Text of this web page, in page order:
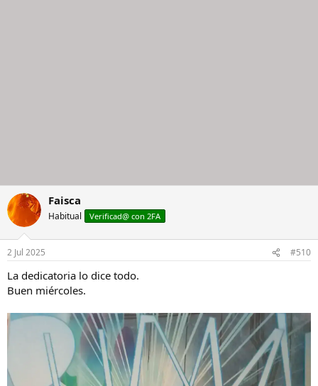
Faisca
Habitual Verificad@ con 2FA
2 Jul 2025 #510
La dedicatoria lo dice todo.
Buen miércoles.